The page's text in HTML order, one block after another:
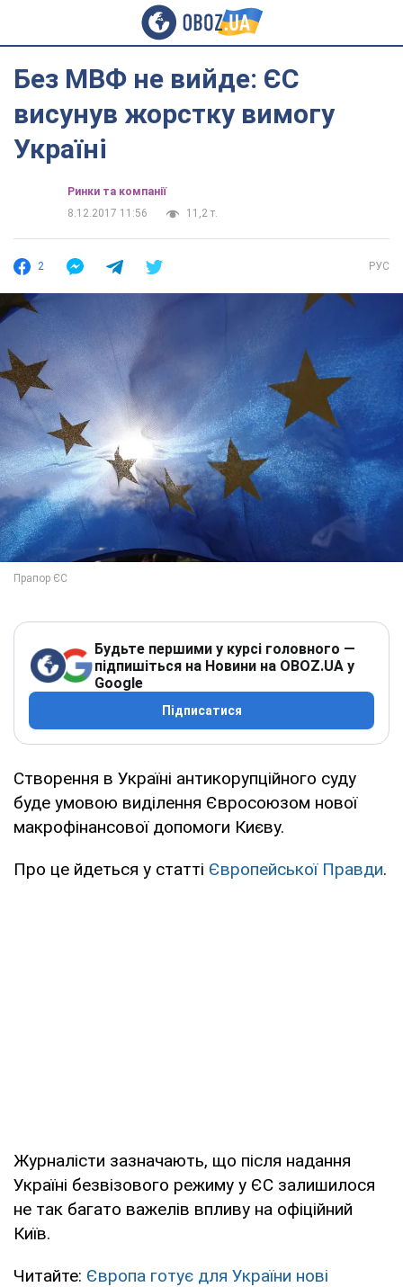
Без МВФ не вийде: ЄС
висунув жорстку вимогу
Україні
Ринки та компанії
8.12.2017 11:56
11,2 т.
2 РУС
Будьте першими у курсі головного —
підпишіться на Новини на OBOZ.UA у
Google
Підписатися
Створення в Україні антикорупційного суду
буде умовою виділення Євросоюзом нової
макрофінансової допомоги Києву.
Про це йдеться у статті Європейської Правди.
Журналісти зазначають, що після надання
Україні безвізового режиму у ЄС залишилося
не так багато важелів впливу на офіційний
Київ.
Читайте: Європа готує для України нові